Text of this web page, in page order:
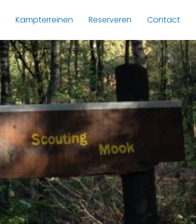
Kampterreinen Reserveren Contact